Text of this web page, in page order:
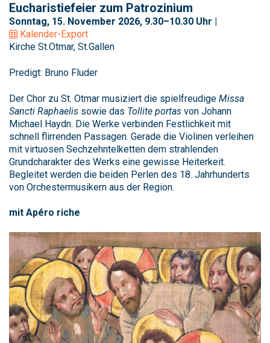
Eucharistiefeier zum Patrozinium
Sonntag, 15. November 2026, 9.30–10.30 Uhr |
Kalender-Export
Kirche St.Otmar, St.Gallen
Predigt: Bruno Fluder
Der Chor zu St. Otmar musiziert die spielfreudige Missa
Sancti Raphaelis sowie das Tollite portas von Johann
Michael Haydn. Die Werke verbinden Festlichkeit mit
schnell flirrenden Passagen. Gerade die Violinen verleihen
mit virtuosen Sechzehntelketten dem strahlenden
Grundcharakter des Werks eine gewisse Heiterkeit.
Begleitet werden die beiden Perlen des 18. Jahrhunderts
von Orchestermusikern aus der Region.
mit Apéro riche